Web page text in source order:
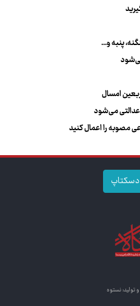
پنبه و...
می‌شود
مصوبه را اعمال کنید
تولید: نستوه